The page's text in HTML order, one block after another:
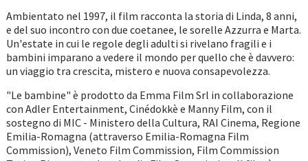
Ambientato nel 1997, il film racconta la storia di Linda, 8 anni,
e del suo incontro con due coetanee, le sorelle Azzurra e Marta.
Un'estate in cui le regole degli adulti si rivelano fragili e i
bambini imparano a vedere il mondo per quello che è davvero:
un viaggio tra crescita, mistero e nuova consapevolezza.
"Le bambine" è prodotto da Emma Film Srl in collaborazione
con Adler Entertainment, Cinédokkè e Manny Film, con il
sostegno di MIC - Ministero della Cultura, RAI Cinema, Regione
Emilia-Romagna (attraverso Emilia-Romagna Film
Commission), Veneto Film Commission, Film Commission